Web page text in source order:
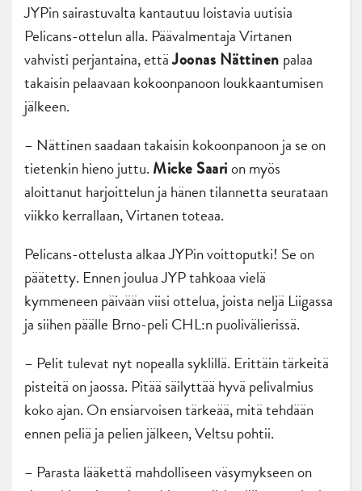
JYPin sairastuvalta kantautuu loistavia uutisia
Pelicans-ottelun alla. Päävalmentaja Virtanen
vahvisti perjantaina, ettäJoonas Nättinen palaa
takaisin pelaavaan kokoonpanoon loukkaantumisen
jälkeen.
– Nättinen saadaan takaisin kokoonpanoon ja se on
tietenkin hieno juttu. Micke Saarion myös
aloittanut harjoittelun ja hänen tilannetta seurataan
viikko kerrallaan, Virtanen toteaa.
Pelicans-ottelusta alkaa JYPin voittoputki! Se on
päätetty. Ennen joulua JYP tahkoaa vielä
kymmeneen päivään viisi ottelua, joista neljä Liigassa
ja siihen päälle Brno-peli CHL:n puolivälierissä.
– Pelit tulevat nyt nopealla syklillä. Erittäin tärkeitä
pisteitä on jaossa. Pitää säilyttää hyvä pelivalmius
koko ajan. On ensiarvoisen tärkeää, mitä tehdään
ennen peliä ja pelien jälkeen, Veltsu pohtii.
– Parasta lääkettä mahdolliseen väsymykseen on